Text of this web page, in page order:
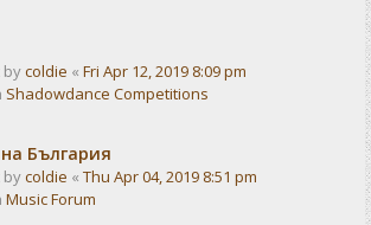
bycoldie « Fri Apr 12, 2019 8:09 pm
Shadowdance Competitions
България
bycoldie « Thu Apr 04, 2019 8:51 pm
Music Forum